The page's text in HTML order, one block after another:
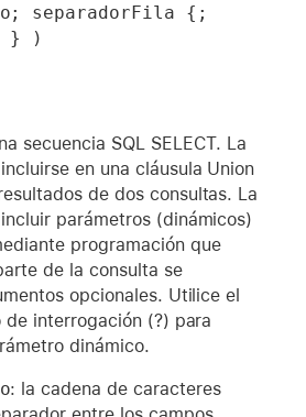
separadorFila {;
} )
secuencia SQL SELECT. La
en una cláusula Union
de dos consultas. La
parámetros (dinámicos)
programación que
de la consulta se
opcionales. Utilice el
interrogación (?) para
dinámico.
: la cadena de caracteres